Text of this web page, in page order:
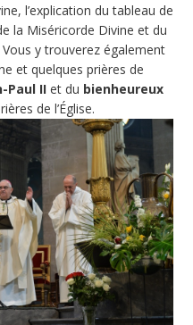
l’explication du tableau de
la Miséricorde Divine et du
y trouverez également
et quelques prières de
Paul II et du bienheureux
de l’Église.